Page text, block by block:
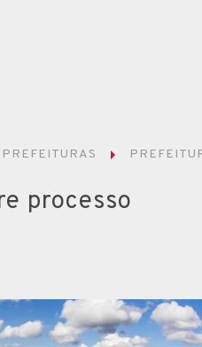
PREFEITURAS
processo